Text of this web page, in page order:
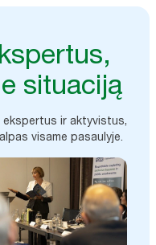
situaciją
ir aktyvistus,
visame pasaulyje.